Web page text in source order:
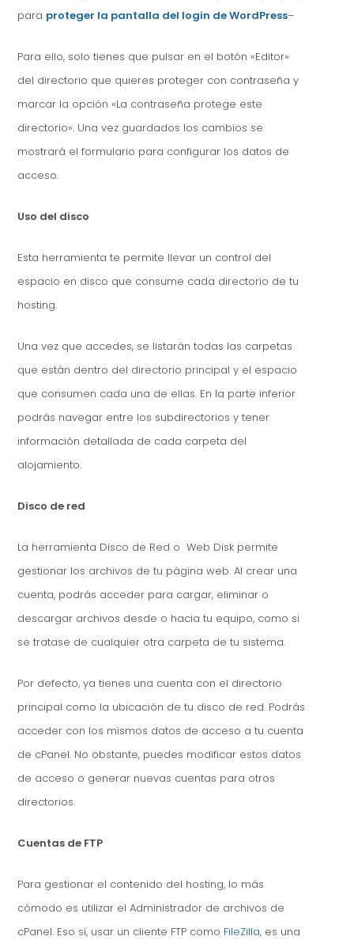
para proteger la pantalla del login de WordPress–
Para ello, solo tienes que pulsar en el botón «Editor»
del directorio que quieres proteger con contraseña y
marcar la opción «La contraseña protege este
directorio». Una vez guardados los cambios se
mostrará el formulario para configurar los datos de
acceso.
Uso del disco
Esta herramienta te permite llevar un control del
espacio en disco que consume cada directorio de tu
hosting.
Una vez que accedes, se listarán todas las carpetas
que están dentro del directorio principal y el espacio
que consumen cada una de ellas. En la parte inferior
podrás navegar entre los subdirectorios y tener
información detallada de cada carpeta del
alojamiento.
Disco de red
La herramienta Disco de Red o Web Disk permite
gestionar los archivos de tu página web. Al crear una
cuenta, podrás acceder para cargar, eliminar o
descargar archivos desde o hacia tu equipo, como si
se tratase de cualquier otra carpeta de tu sistema.
Por defecto, ya tienes una cuenta con el directorio
principal como la ubicación de tu disco de red. Podrás
acceder con los mismos datos de acceso a tu cuenta
de cPanel. No obstante, puedes modificar estos datos
de acceso o generar nuevas cuentas para otros
directorios.
Cuentas de FTP
Para gestionar el contenido del hosting, lo más
cómodo es utilizar el Administrador de archivos de
cPanel. Eso sí, usar un cliente FTP como FileZilla, es una